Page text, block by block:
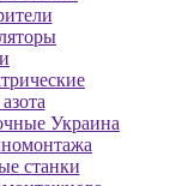
Украина
cтaнки